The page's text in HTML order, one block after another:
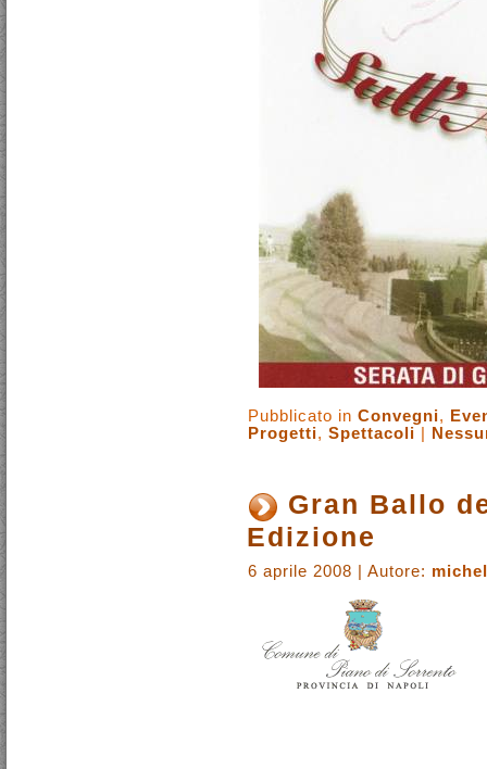
Pubblicato in Convegni,
Progetti, Spettacoli |
Gran Ballo
Edizione
6 aprile 2008 | Autore: